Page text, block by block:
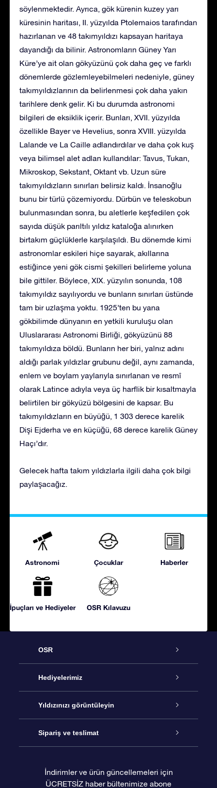
söylenmektedir. Ayrıca, gök kürenin kuzey yarı
küresinin haritası, II. yüzyılda Ptolemaios tarafından
hazırlanan ve 48 takımyıldızı kapsayan haritaya
dayandığı da bilinir. Astronomların Güney Yarı
Küre’ye ait olan gökyüzünü çok daha geç ve farklı
dönemlerde gözlemleyebilmeleri nedeniyle, güney
takımyıldızlarının da belirlenmesi çok daha yakın
tarihlere denk gelir. Ki bu durumda astronomi
bilgileri de eksiklik içerir. Bunları, XVII. yüzyılda
özellikle Bayer ve Hevelius, sonra XVIII. yüzyılda
Lalande ve La Caille adlandırdılar ve daha çok kuş
veya bilimsel alet adlan kullandılar: Tavus, Tukan,
Mikroskop, Sekstant, Oktant vb. Uzun süre
takımyıldızların sınırları belirsiz kaldı. İnsanoğlu
bunu bir türlü çözemiyordu. Dürbün ve teleskobun
bulunmasından sonra, bu aletlerle keşfedilen çok
sayıda düşük parıltılı yıldız kataloğa alınırken
birtakım güçlüklerle karşılaşıldı. Bu dönemde kimi
astronomlar eskileri hiçe sayarak, akıllarına
estiğince yeni gök cismi şekilleri belirleme yoluna
bile gittiler. Böylece, XIX. yüzyılın sonunda, 108
takımyıldız sayılıyordu ve bunların sınırları üstünde
tam bir uzlaşma yoktu. 1925’ten bu yana
gökbilimde dünyanın en yetkili kuruluşu olan
Uluslararası Astronomi Birliği, gökyüzünü 88
takımyıldıza böldü. Bunların her biri, yalnız adını
aldığı parlak yıldızlar grubunu değil, aynı zamanda,
enlem ve boylam yaylarıyla sınırlanan ve resmî
olarak Latince adıyla veya üç harflik bir kısaltmayla
belirtilen bir gökyüzü bölgesini de kapsar. Bu
takımyıldızların en büyüğü, 1 303 derece karelik
Dişi Ejderha ve en küçüğü, 68 derece karelik Güney
Haçı’dır.
Gelecek hafta takım yıldızlarla ilgili daha çok bilgi
paylaşacağız.
Astronomi Çocuklar Haberler
İpuçları ve Hediyeler OSR Kılavuzu
OSR
Hizmet
İletişim
Blogu
Değerlendirmeler
Hediyelerimiz
Çevrimiçi Yıldız Hediyesi
OSR Hediye Paketi
OSR Hediye Kartı
Yıldızınızı görüntüleyin
Star Register
Sipariş ve teslimat
İndirimler ve ürün güncellemeleri için
ÜCRETSİZ haber bültenimize abone